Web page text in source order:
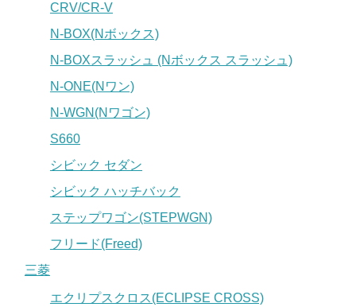
CRV/CR-V
N-BOX(Nボックス)
N-BOXスラッシュ (Nボックス スラッシュ)
N-ONE(Nワン)
N-WGN(Nワゴン)
S660
シビック セダン
シビック ハッチバック
ステップワゴン(STEPWGN)
フリード(Freed)
三菱
エクリプスクロス(ECLIPSE CROSS)